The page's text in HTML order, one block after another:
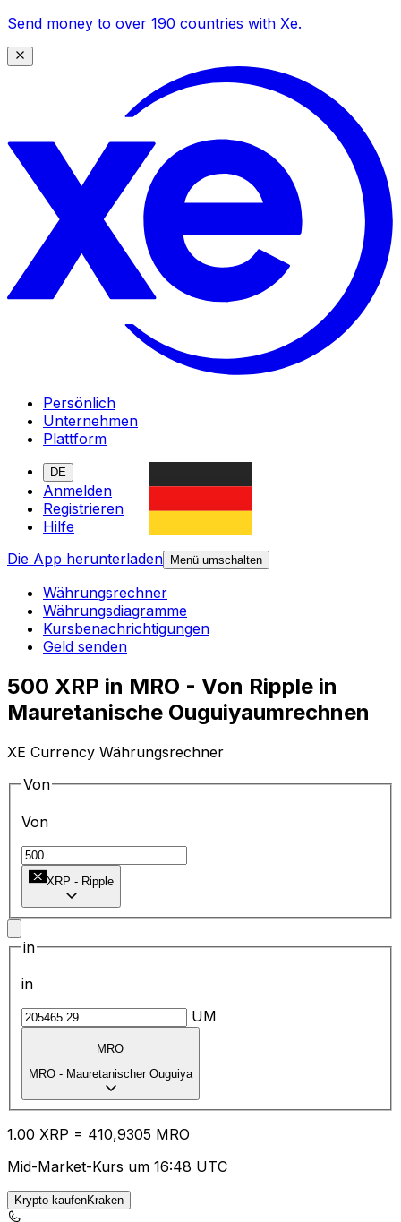
Send money to over 190 countries with Xe.
Persönlich
Unternehmen
Plattform
DE
Anmelden
Registrieren
Hilfe
Die App herunterladen
Menü umschalten
Währungsrechner
Währungsdiagramme
Kursbenachrichtigungen
Geld senden
500 XRP in MRO - Von Ripple in
Mauretanische Ouguiyaumrechnen
XE Currency Währungsrechner
Von
Von
XRP - Ripple
in
in
UM
MRO
MRO - Mauretanischer Ouguiya
1.00 XRP = 410,9305 MRO
Mid-Market-Kurs um 16:48 UTC
Krypto kaufenKraken